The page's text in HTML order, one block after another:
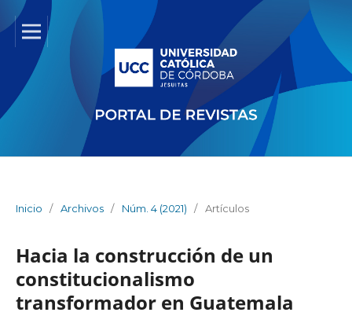
Inicio / Archivos / Núm. 4 (2021) / Artículos
Hacia la construcción de un
constitucionalismo
transformador en Guatemala